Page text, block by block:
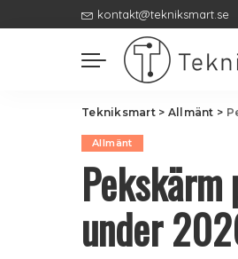
kontakt@tekniksmart.se
Tekniksmart> Allmänt >
Allmänt
under